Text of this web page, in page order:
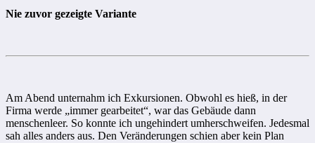
Nie zuvor gezeigte Variante
Am Abend unternahm ich Exkursionen. Obwohl es hieß, in der
Firma werde „immer gearbeitet“, war das Gebäude dann
menschenleer. So konnte ich ungehindert umherschweifen. Jedesmal
sah alles anders aus. Den Veränderungen schien aber kein Plan